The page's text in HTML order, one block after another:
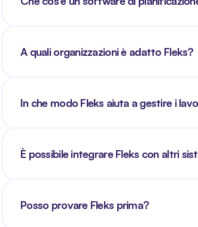
A quali organizzazioni è adatto Fleks?
In che modo Fleks aiuta a gestire i
È possibile integrare Fleks con altri
Posso provare Fleks prima?